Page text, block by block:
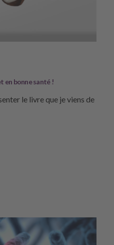
en bonne santé !
le livre que je viens de